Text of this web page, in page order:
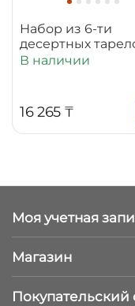
Набор из 6-ти
десертных
см WL‑880100‑JV/
В наличии
16 265 ₸
Моя учетная
Магазин
Покупательский